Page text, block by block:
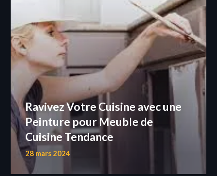
Ravivez Votre Cuisine avec une
Peinture pour Meuble de
Cuisine Tendance
28 mars 2024